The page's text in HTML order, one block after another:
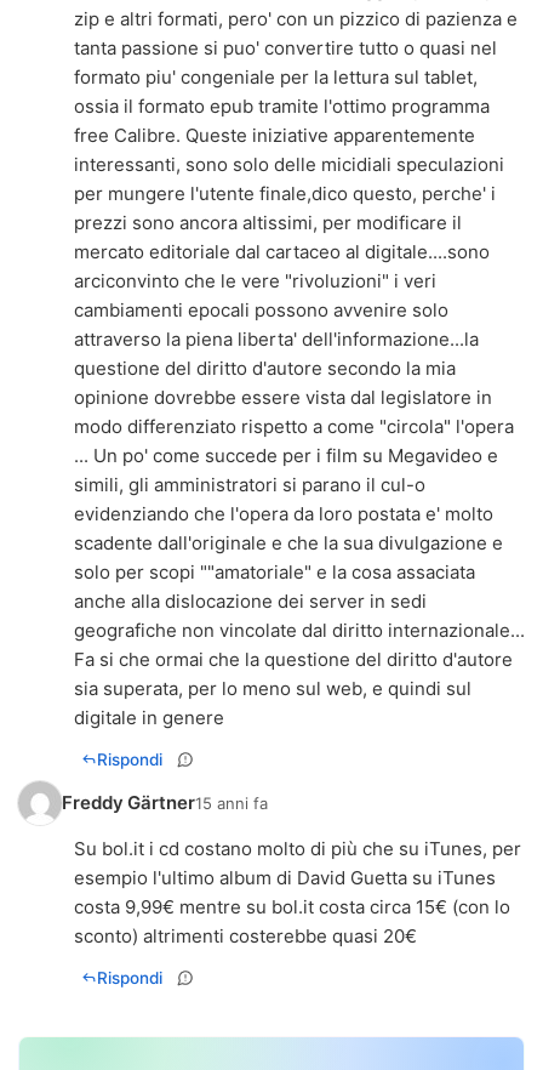
zip e altri formati, pero' con un pizzico di pazienza e
tanta passione si puo' convertire tutto o quasi nel
formato piu' congeniale per la lettura sul tablet,
ossia il formato epub tramite l'ottimo programma
free Calibre. Queste iniziative apparentemente
interessanti, sono solo delle micidiali speculazioni
per mungere l'utente finale,dico questo, perche' i
prezzi sono ancora altissimi, per modificare il
mercato editoriale dal cartaceo al digitale....sono
arciconvinto che le vere "rivoluzioni" i veri
cambiamenti epocali possono avvenire solo
attraverso la piena liberta' dell'informazione...la
questione del diritto d'autore secondo la mia
opinione dovrebbe essere vista dal legislatore in
modo differenziato rispetto a come "circola" l'opera
... Un po' come succede per i film su Megavideo e
simili, gli amministratori si parano il cul-o
evidenziando che l'opera da loro postata e' molto
scadente dall'originale e che la sua divulgazione e
solo per scopi ""amatoriale" e la cosa assaciata
anche alla dislocazione dei server in sedi
geografiche non vincolate dal diritto internazionale...
Fa si che ormai che la questione del diritto d'autore
sia superata, per lo meno sul web, e quindi sul
digitale in genere
Rispondi
Freddy Gärtner15 anni fa
Su bol.it i cd costano molto di più che su iTunes, per
esempio l'ultimo album di David Guetta su iTunes
costa 9,99€ mentre su bol.it costa circa 15€ (con lo
Rispondi